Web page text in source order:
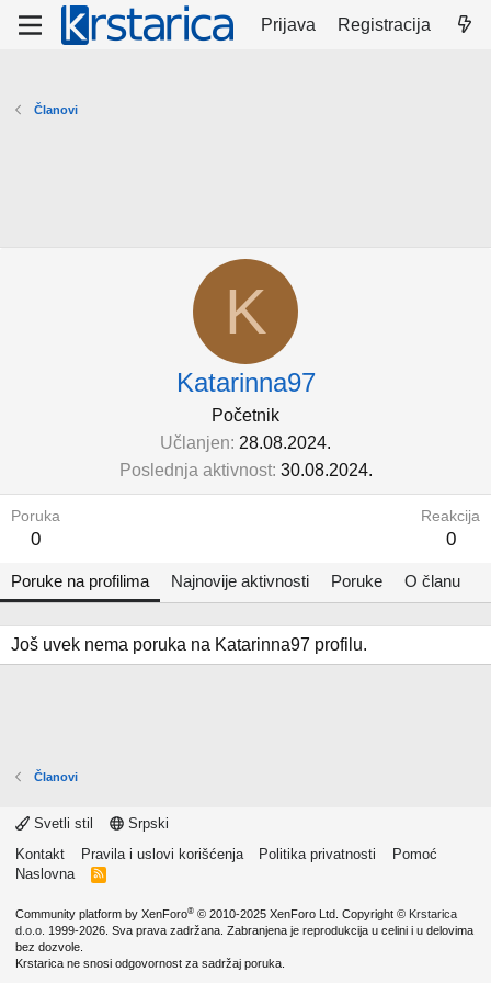
Prijava Registracija
Članovi
K
Katarinna97
Početnik
Učlanjen 28.08.2024.
Poslednja aktivnost 30.08.2024.
Poruka
0
Reakcija
0
Poruke na profilima Najnovije aktivnosti Poruke O članu
Još uvek nema poruka na Katarinna97 profilu.
Članovi
Svetli stil
Srpski
Kontakt
Pravila i uslovi korišćenja Politika privatnosti
Pomoć
Naslovna
R
Community platform by XenForo® © 2010-2025 XenForo Ltd. Copyright © Krstarica
d.o.o. 1999-2026. Sva prava zadržana. Zabranjena je reprodukcija u celini i u delovima
bez dozvole.
Krstarica ne snosi odgovornost za sadržaj poruka.